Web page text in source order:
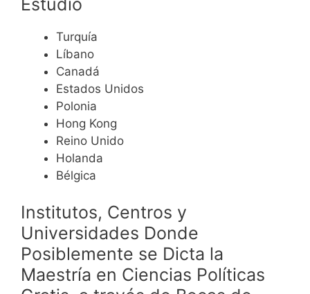
Turquía
Líbano
Canadá
Estados Unidos
Polonia
Hong Kong
Reino Unido
Holanda
Bélgica
Institutos, Centros y
Universidades Donde
Posiblemente se Dicta la
Maestría en Ciencias Políticas